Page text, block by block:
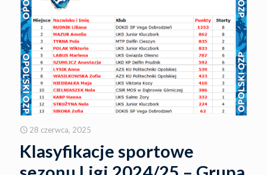
28 czerwca, 2025
Klasyfikacje sportowe